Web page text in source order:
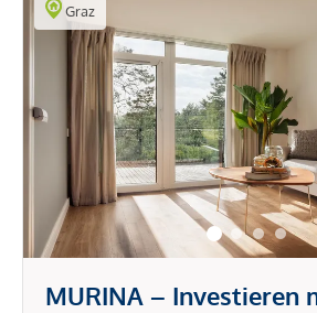
Graz
MURINA – Investieren